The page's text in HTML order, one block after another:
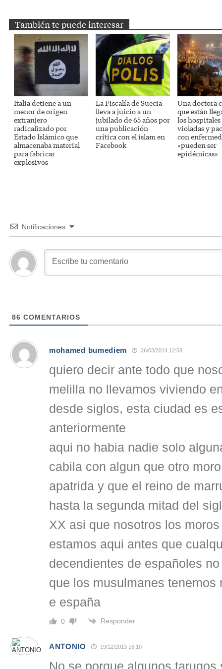
También te puede interesar
Italia detiene a un
menor de origen
extranjero
radicalizado por
Estado Islámico que
almacenaba material
para fabricar
explosivos
La Fiscalía de Suecia
lleva a juicio a un
jubilado de 65 años por
una publicación
crítica con el islam en
Facebook
Una doctora
que están
los
violadas y
con
«pueden ser
epidémicas»
Notificaciones
86 COMENTARIOS
mohamed bumediem 26/03/2014 12:58
quiero decir ante todo que
melilla no llevamos viviendo
desde siglos, esta ciudad es
anteriormente
aqui no habia nadie solo
cabila con algun que otro moro
apatrida y que el reino de
hasta la segunda mitad del
XX asi que nosotros los
estamos aqui antes que
decendientes de españoles
que los musulmanes tenemos
e españa
0 Responder
ANTONIO 19/12/2013 16:10
No se porque algunos tarugos